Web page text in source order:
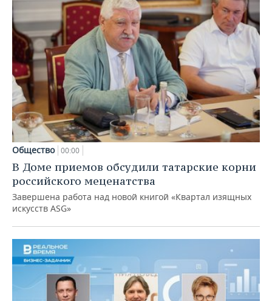
Общество 00:00
В Доме приемов обсудили татарские корни
российского меценатства
Завершена работа над новой книгой «Квартал изящных
искусств ASG»